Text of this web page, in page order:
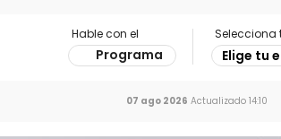
Hable con el
Programa
Selecciona
Elige tu
07 ago 2026 Actualizado 14:10